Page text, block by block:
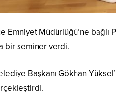
Emniyet Müdürlüğü’ne
bir seminer verdi.
Başkanı Gökhan